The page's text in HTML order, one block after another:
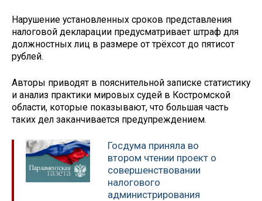
Нарушение установленных сроков представления
налоговой декларации предусматривает штраф для
должностных лиц в размере от трёхсот до пятисот
рублей.
Авторы приводят в пояснительной записке статистику
и анализ практики мировых судей в Костромской
области, которые показывают, что большая часть
таких дел заканчивается предупреждением.
Госдума приняла во
втором чтении проект о
совершенствовании
налогового
администрирования